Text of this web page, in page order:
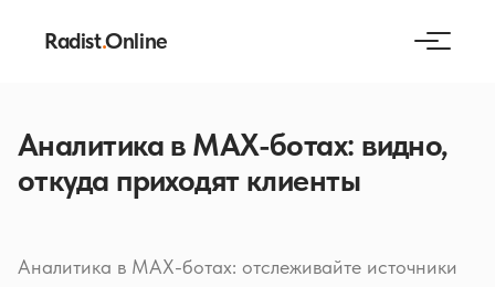
Radist.Online
Аналитика в MAX-ботах: видно,
откуда приходят клиенты
Аналитика в MAX-ботах: отслеживайте источники